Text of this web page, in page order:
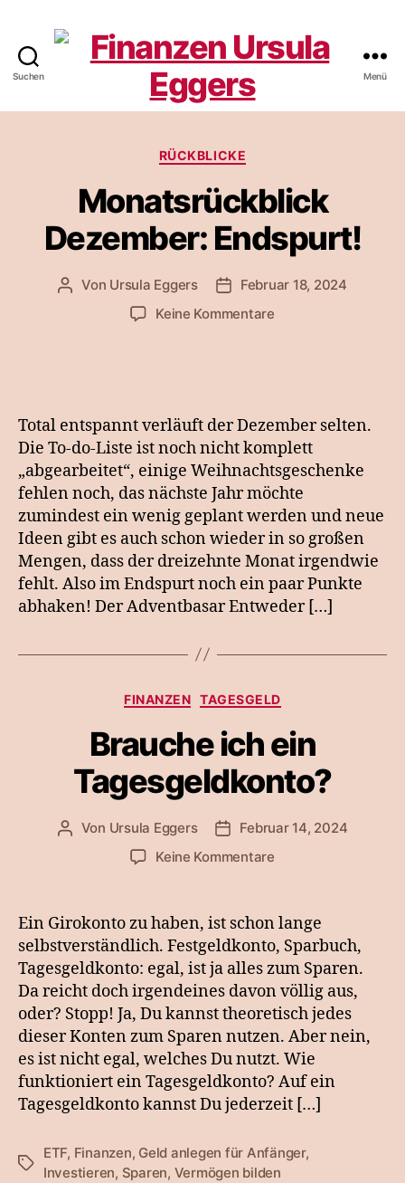
Suchen
Finanzen
Eggers
Menü
Kategorien
RÜCKBLICKE
Monatsrückblick
Dezember: Endspurt!
Beitragsautor
Von Ursula Eggers Veröffentlichungsdatum
Februar 18, 2024
Keine Kommentarezu
Total entspannt verläuft der Dezember selten.
Die To-do-Liste ist noch nicht komplett
„abgearbeitet“, einige Weihnachtsgeschenke
fehlen noch, das nächste Jahr möchte
zumindest ein wenig geplant werden und neue
Ideen gibt es auch schon wieder in so großen
Mengen, dass der dreizehnte Monat irgendwie
fehlt. Also im Endspurt noch ein paar Punkte
abhaken! Der Adventbasar Entweder […]
Kategorien
FINANZEN TAGESGELD
Brauche ich ein
Tagesgeldkonto?
Beitragsautor
Von Ursula Eggers Veröffentlichungsdatum
Februar 14, 2024
Keine Kommentarezu
ein
Tagesgeldkonto?
Ein Girokonto zu haben, ist schon lange
selbstverständlich. Festgeldkonto, Sparbuch,
Tagesgeldkonto: egal, ist ja alles zum Sparen.
Da reicht doch irgendeines davon völlig aus,
oder? Stopp! Ja, Du kannst theoretisch jedes
dieser Konten zum Sparen nutzen. Aber nein,
es ist nicht egal, welches Du nutzt. Wie
funktioniert ein Tagesgeldkonto? Auf ein
Tagesgeldkonto kannst Du jederzeit […]
Schlagwörter
ETF, Finanzen, Geld anlegen für Anfänger,
Investieren, Sparen, Vermögen bilden